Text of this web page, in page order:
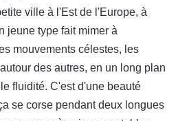
ville à l'Est de l'Europe, à
jeune type fait mimer à
mouvements célestes, les
des autres, en un long plan
fluidité. C'est d'une beauté
se corse pendant deux longues